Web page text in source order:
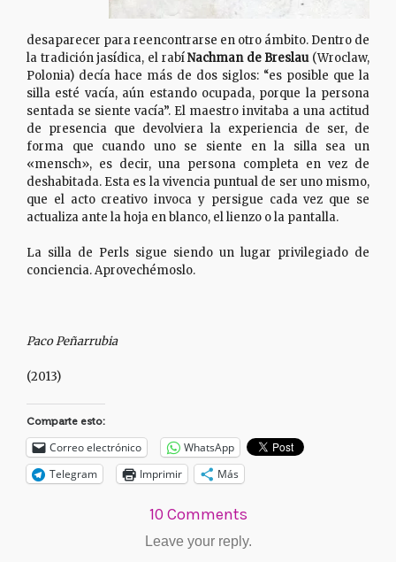
desaparecer para reencontrarse en otro ámbito. Dentro de
la tradición jasídica, el rabíNachman de Breslau(Wroclaw,
Polonia) decía hace más de dos siglos: “es posible que la
silla esté vacía, aún estando ocupada, porque la persona
sentada se siente vacía”. El maestro invitaba a una actitud
de presencia que devolviera la experiencia de ser, de
forma que cuando uno se siente en la silla sea un
«mensch», es decir, una persona completa en vez de
deshabitada. Esta es la vivencia puntual de ser uno mismo,
que el acto creativo invoca y persigue cada vez que se
actualiza ante la hoja en blanco, el lienzo o la pantalla.
La silla de Perls sigue siendo un lugar privilegiado de
conciencia. Aprovechémoslo.
Paco Peñarrubia
(2013)
Comparte esto:
Correo electrónico
WhatsApp
Telegram
Imprimir Más
10 Comments
Leave your reply.